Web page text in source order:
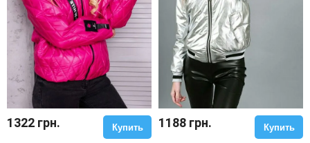
1322 грн. Купить 1188 грн. Купить